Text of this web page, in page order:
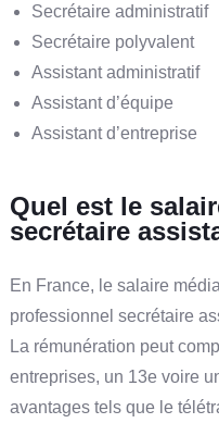
Secrétaire administratif
Secrétaire polyvalent
Assistant administratif
Assistant d’équipe
Assistant d’entreprise
Quel est le
secrétaire
En France, le salaire
professionnel secrétaire
La rémunération peut
entreprises, un 13e voire
avantages tels que le